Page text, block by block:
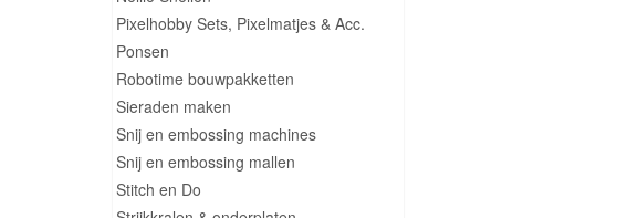
Pixelhobby Sets, Pixelmatjes & Acc.
Ponsen
Robotime bouwpakketten
Sieraden maken
Snij en embossing machines
Snij en embossing mallen
Stitch en Do